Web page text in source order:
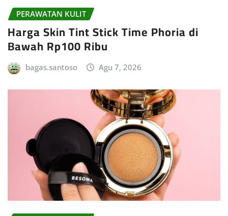
PERAWATAN KULIT
Harga Skin Tint Stick Time Phoria di
Bawah Rp100 Ribu
bagas.santoso Agu 7, 2026